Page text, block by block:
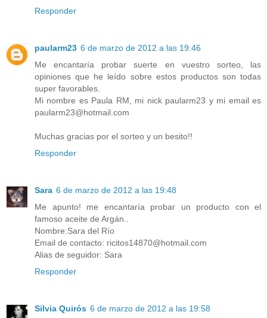
Responder
paularm23 6 de marzo de 2012 a las 19:46
Me encantaría probar suerte en vuestro sorteo, las
opiniones que he leído sobre estos productos son todas
super favorables.
Mi nombre es Paula RM, mi nick paularm23 y mi email es
paularm23@hotmail.com
Muchas gracias por el sorteo y un besito!!
Responder
Sara 6 de marzo de 2012 a las 19:48
Me apunto! me encantaría probar un producto con el
famoso aceite de Argán..
Nombre:Sara del Río
Email de contacto: ricitos14870@hotmail.com
Alias de seguidor: Sara
Responder
Silvia Quirós 6 de marzo de 2012 a las 19:58